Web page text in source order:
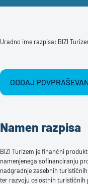
Uradno ime razpisa: BIZI
ODDAJ
Namen razpisa
BIZI Turizem je finančni
namenjenega sofinanciranju
nadgradnje zasebnih
ter razvoju celostnih turističnih